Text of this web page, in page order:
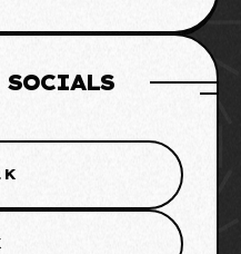
SOCIALS
8.2K